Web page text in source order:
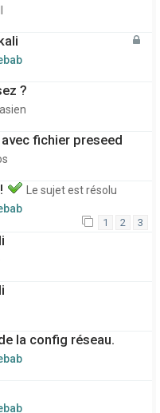
?
fichier preseed
Le sujet est résolu
1 2 3
la config réseau.